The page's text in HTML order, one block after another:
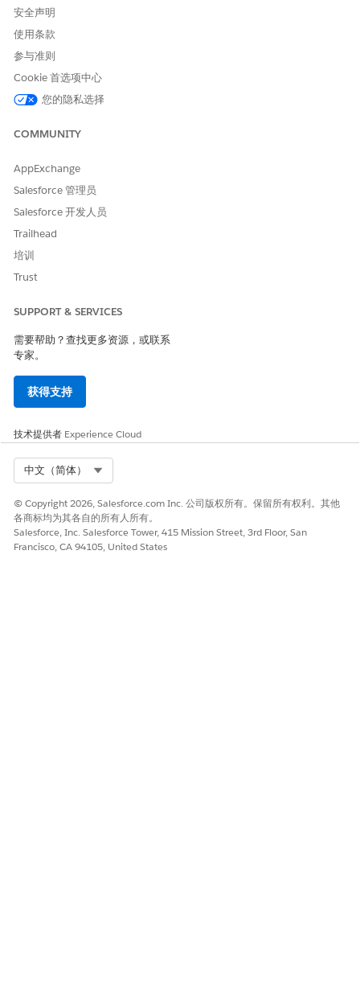
30
在您创建决策矩阵时，请记住这些注意事项。
在创建矩阵之前，计划您的决策矩阵结构。在您选择决策矩阵的
类型后，您无法更改类型。
在创建决策矩阵之前，请确保您了解决策矩阵的
创建标准决策矩阵。
记名称不同。
如果您的决策矩阵只有几行数据，请
如果您正在处理大量数据，请
安全声明
使用条款
参与准则
Cookie 首选项中心
您的隐私选择
COMMUNITY
AppExchange
Salesforce 管理员
Salesforce 开发人员
Trailhead
培训
Trust
SUPPORT & SERVICES
需要帮助？查找更多资源，或联系
专家。
获得支持
技术提供者 Experience Cloud
中文（简体）
© Copyright 2026, Salesforce.com Inc. 公司版权所有。保留所有权利。其他
各商标均为其各自的所有人所有。
Salesforce, Inc. Salesforce Tower, 415 Mission Street, 3rd Floor, San
Francisco, CA 94105, United States